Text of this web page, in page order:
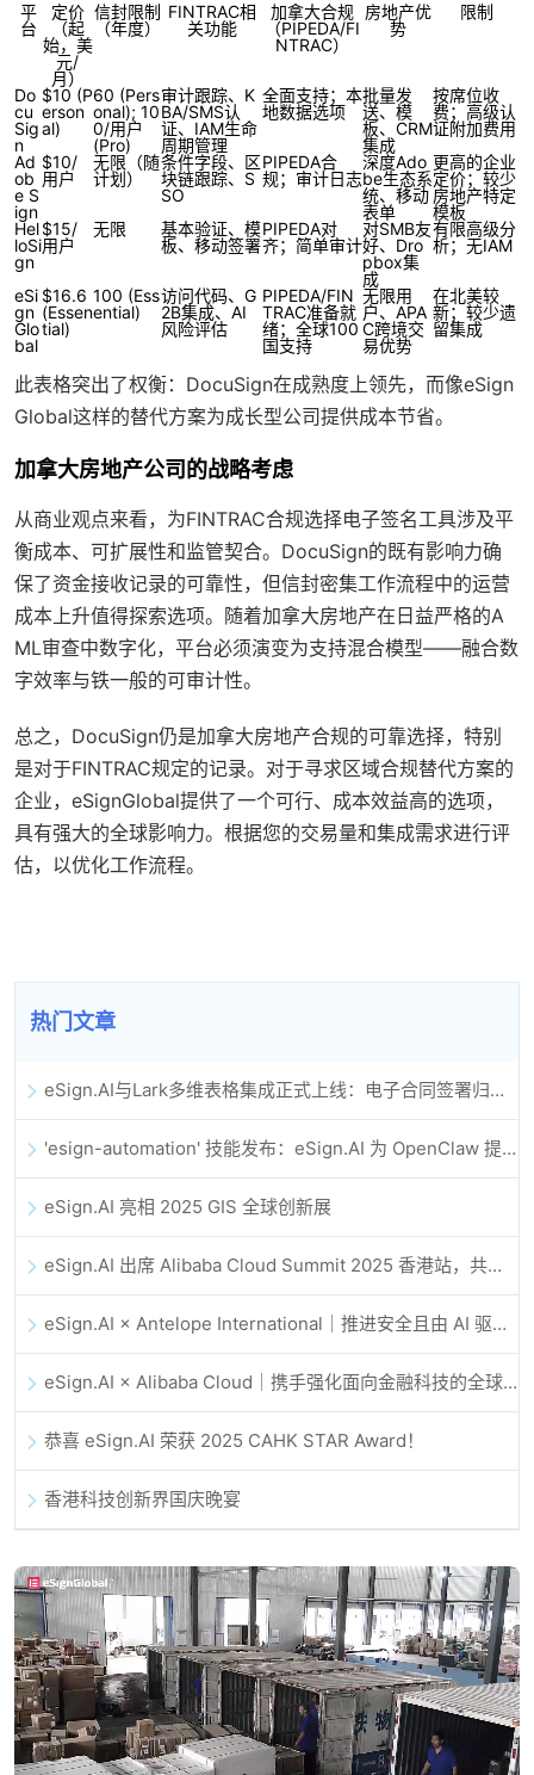
平
台
定价
（起
始，美
元/
月）
信封限制
（年度）
FINTRAC相
关功能
加拿大合规
（PIPEDA/FI
NTRAC）
房地产优
势
限制
Do
cu
Sig
n
$10 (P
erson
al)
60 (Pers
onal); 10
0/用户
(Pro)
审计跟踪、K
BA/SMS认
证、IAM生命
周期管理
全面支持；本
地数据选项
批量发
送、模
板、CRM
集成
按席位收
费；高级认
证附加费用
Ad
ob
e S
ign
$10/
用户
无限（随
计划）
条件字段、区
块链跟踪、S
SO
PIPEDA合
规；审计日志
深度Ado
be生态系
统、移动
表单
更高的企业
定价；较少
房地产特定
模板
Hel
loSi
gn
$15/
用户
无限
基本验证、模
板、移动签署
PIPEDA对
齐；简单审计
对SMB友
好、Dro
pbox集
成
有限高级分
析；无IAM
eSi
gn
Glo
bal
$16.6
(Essen
tial)
100 (Ess
ential)
访问代码、G
2B集成、AI
风险评估
PIPEDA/FIN
TRAC准备就
绪；全球100
国支持
无限用
户、APA
C跨境交
易优势
在北美较
新；较少遗
留集成
此表格突出了权衡：DocuSign在成熟度上领先，而像eSign
Global这样的替代方案为成长型公司提供成本节省。
加拿大房地产公司的战略考虑
从商业观点来看，为FINTRAC合规选择电子签名工具涉及平
衡成本、可扩展性和监管契合。DocuSign的既有影响力确
保了资金接收记录的可靠性，但信封密集工作流程中的运营
成本上升值得探索选项。随着加拿大房地产在日益严格的A
ML审查中数字化，平台必须演变为支持混合模型——融合数
字效率与铁一般的可审计性。
总之，DocuSign仍是加拿大房地产合规的可靠选择，特别
是对于FINTRAC规定的记录。对于寻求区域合规替代方案的
企业，eSignGlobal提供了一个可行、成本效益高的选项，
具有强大的全球影响力。根据您的交易量和集成需求进行评
估，以优化工作流程。
热门文章
eSign.AI与Lark多维表格集成正式上线：电子合同签署归档全程自动化
'esign-automation' 技能发布：eSign.AI 为 OpenClaw 提供自动化电子签名能力
eSign.AI 亮相 2025 GIS 全球创新展
eSign.AI 出席 Alibaba Cloud Summit 2025 香港站，共同探讨 AI 驱动的云创新与数字信任未来
eSign.AI × Antelope International｜推进安全且由 AI 驱动的数字化工作流
eSign.AI × Alibaba Cloud｜携手强化面向金融科技的全球数字信任
恭喜 eSign.AI 荣获 2025 CAHK STAR Award！
香港科技创新界国庆晚宴